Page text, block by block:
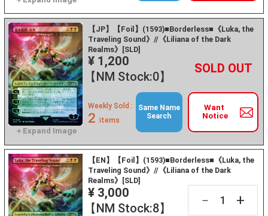
【JP】【Foil】(1593)■Borderless■《Luka, the
Traveling Sound》//《Liliana of the Dark
Realms》[SLD]
¥ 1,200
【NM Stock:0】
－ +
Want
Notice
Weekly Sold :
2 items
Same Name
Search
【EN】【Foil】(1593)■Borderless■《Luka, the
Traveling Sound》//《Liliana of the Dark
Realms》[SLD]
¥ 3,000
【NM Stock:8】
－ +